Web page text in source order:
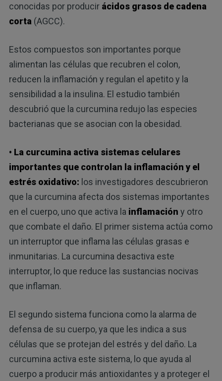
conocidas por producir ácidos grasos de cadena
corta (AGCC).
Estos compuestos son importantes porque
alimentan las células que recubren el colon,
reducen la inflamación y regulan el apetito y la
sensibilidad a la insulina. El estudio también
descubrió que la curcumina redujo las especies
bacterianas que se asocian con la obesidad.
• La curcumina activa sistemas celulares
importantes que controlan la inflamación y el
estrés oxidativo: los investigadores descubrieron
que la curcumina afecta dos sistemas importantes
en el cuerpo, uno que activa la inflamación y otro
que combate el daño. El primer sistema actúa como
un interruptor que inflama las células grasas e
inmunitarias. La curcumina desactiva este
interruptor, lo que reduce las sustancias nocivas
que inflaman.
El segundo sistema funciona como la alarma de
defensa de su cuerpo, ya que les indica a sus
células que se protejan del estrés y del daño. La
curcumina activa este sistema, lo que ayuda al
cuerpo a producir más antioxidantes y a proteger el